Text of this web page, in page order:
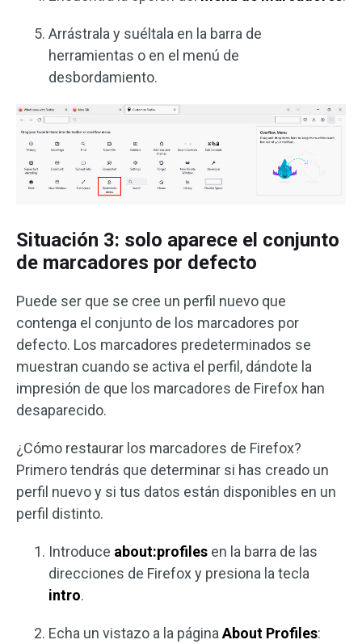
Arrástrala y suéltala en la barra de
herramientas o en el menú de
desbordamiento.
Situación 3: solo aparece el conjunto
de marcadores por defecto
Puede ser que se cree un perfil nuevo que
contenga el conjunto de los marcadores por
defecto. Los marcadores predeterminados se
muestran cuando se activa el perfil, dándote la
impresión de que los marcadores de Firefox han
desaparecido.
¿Cómo restaurar los marcadores de Firefox?
Primero tendrás que determinar si has creado un
perfil nuevo y si tus datos están disponibles en un
perfil distinto.
Introduce about:profiles en la barra de las
direcciones de Firefox y presiona la tecla
intro.
Echa un vistazo a la página About Profiles: